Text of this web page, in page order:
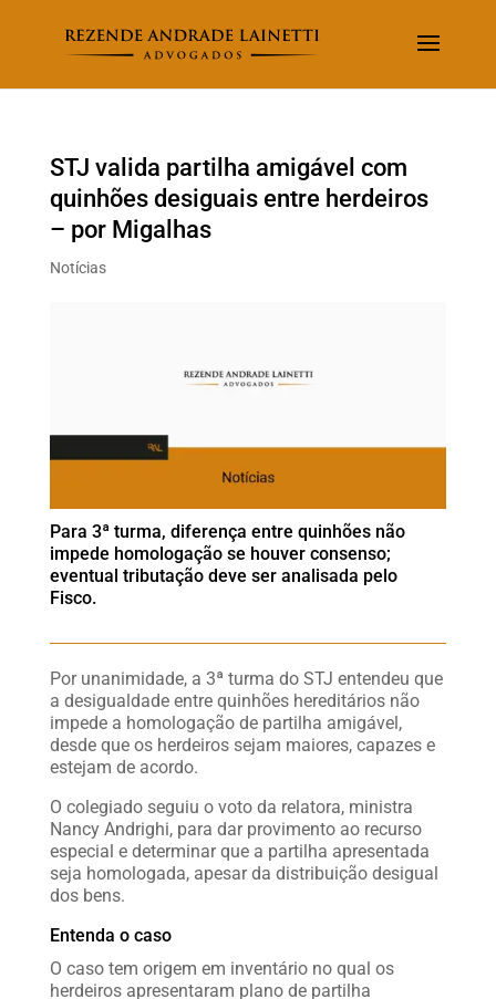
STJ valida partilha amigável com
quinhões desiguais entre herdeiros
– por Migalhas
Notícias
Para 3ª turma, diferença entre quinhões não
impede homologação se houver consenso;
eventual tributação deve ser analisada pelo
Fisco.
Por unanimidade, a 3ª turma do STJ entendeu que
a desigualdade entre quinhões hereditários não
impede a homologação de partilha amigável,
desde que os herdeiros sejam maiores, capazes e
estejam de acordo.
O colegiado seguiu o voto da relatora, ministra
Nancy Andrighi, para dar provimento ao recurso
especial e determinar que a partilha apresentada
seja homologada, apesar da distribuição desigual
dos bens.
Entenda o caso
O caso tem origem em inventário no qual os
herdeiros apresentaram plano de partilha